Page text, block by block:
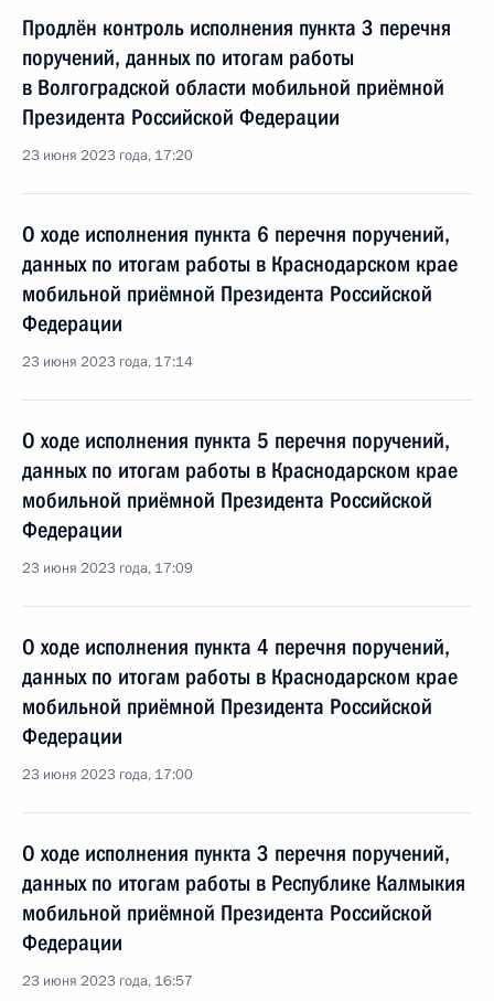
Продлён контроль исполнения пункта 3 перечня
поручений, данных по итогам работы
в Волгоградской области мобильной приёмной
Президента Российской Федерации
23 июня 2023 года, 17:20
О ходе исполнения пункта 6 перечня поручений,
данных по итогам работы в Краснодарском крае
мобильной приёмной Президента Российской
Федерации
23 июня 2023 года, 17:14
О ходе исполнения пункта 5 перечня поручений,
данных по итогам работы в Краснодарском крае
мобильной приёмной Президента Российской
Федерации
23 июня 2023 года, 17:09
О ходе исполнения пункта 4 перечня поручений,
данных по итогам работы в Краснодарском крае
мобильной приёмной Президента Российской
Федерации
23 июня 2023 года, 17:00
О ходе исполнения пункта 3 перечня поручений,
данных по итогам работы в Республике Калмыкия
мобильной приёмной Президента Российской
Федерации
23 июня 2023 года, 16:57